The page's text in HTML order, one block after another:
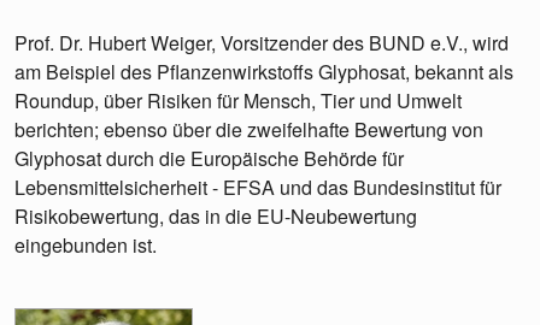
Prof. Dr. Hubert Weiger, Vorsitzender des BUND e.V., wird
am Beispiel des Pflanzenwirkstoffs Glyphosat, bekannt als
Roundup, über Risiken für Mensch, Tier und Umwelt
berichten; ebenso über die zweifelhafte Bewertung von
Glyphosat durch die Europäische Behörde für
Lebensmittelsicherheit - EFSA und das Bundesinstitut für
Risikobewertung, das in die EU-Neubewertung
eingebunden ist.